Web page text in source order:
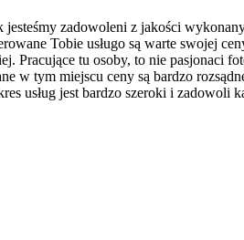
zadowoleni z jakości
Tobie usługo są warte swojej
Pracujące tu osoby, to nie pasjonaci
w tym miejscu ceny są bardzo
usług jest bardzo szeroki i